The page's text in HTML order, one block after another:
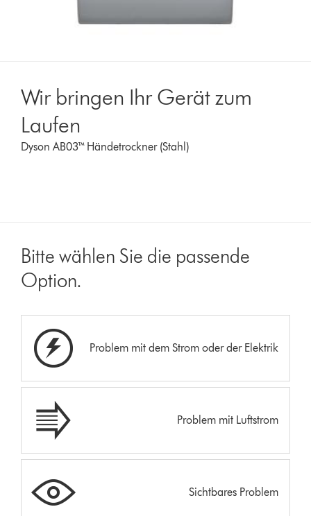
Wir bringen Ihr Gerät zum
Laufen
Dyson AB03™ Händetrockner (Stahl)
Bitte wählen Sie die passende
Option.
Problem mit dem Strom oder der Elektrik
Problem mit Luftstrom
Sichtbares Problem